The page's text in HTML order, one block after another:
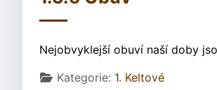
Nejobvyklejší obuví naší doby
Základní údaje
Kategorie: 1. Keltové